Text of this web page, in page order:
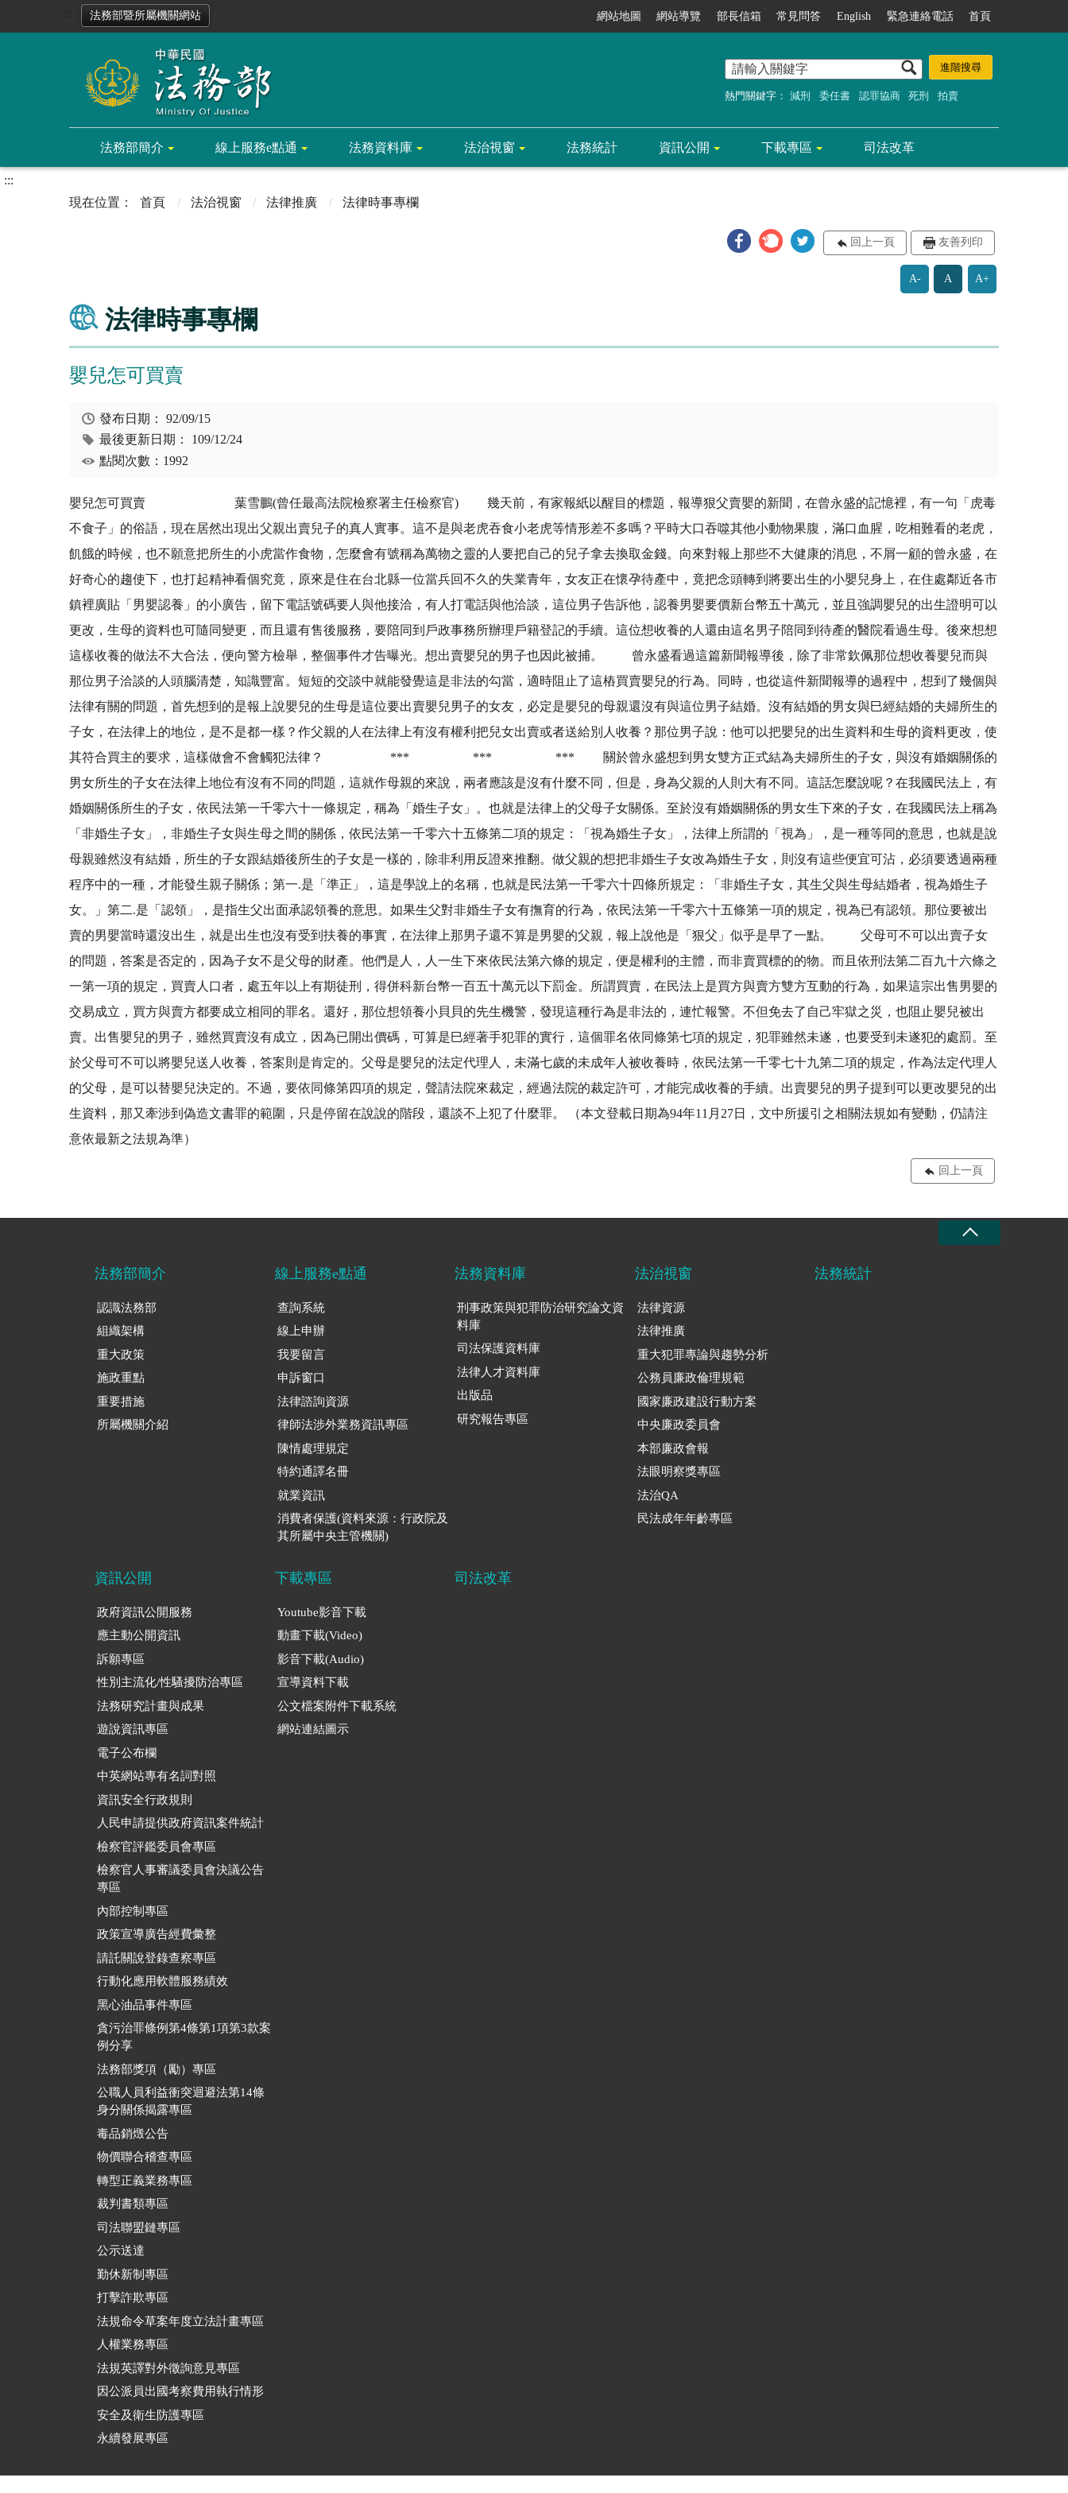
法務部暨所屬機關網站 網站地圖 網站導覽 部長信箱 常見問答 English 緊急連絡電話 首頁
熱門關鍵字： 減刑 委任書 認罪協商 死刑 拍賣
法務部簡介 線上服務e點通 法務資料庫 法治視窗 法務統計 資訊公開 下載專區 司法改革
:::
首頁
法治視窗 法律推廣 法律時事專欄
回上一頁 友善列印
A- A A+
法律時事專欄
嬰兒怎可買賣
發布日期：92/09/15
最後更新日期： 109/12/24
點閱次數：1992
嬰兒怎可買賣 葉雪鵬(曾任最高法院檢察署主任檢察官) 幾天前，有家報紙以醒目的標題，報導狠父賣嬰的新聞，在曾永盛的記憶裡，有一句「虎毒
不食子」的俗語，現在居然出現出父親出賣兒子的真人實事。這不是與老虎吞食小老虎等情形差不多嗎？平時大口吞噬其他小動物果腹，滿口血腥，吃相難看的老虎，
飢餓的時候，也不願意把所生的小虎當作食物，怎麼會有號稱為萬物之靈的人要把自己的兒子拿去換取金錢。向來對報上那些不大健康的消息，不屑一顧的曾永盛，在
好奇心的趨使下，也打起精神看個究竟，原來是住在台北縣一位當兵回不久的失業青年，女友正在懷孕待產中，竟把念頭轉到將要出生的小嬰兒身上，在住處鄰近各市
鎮裡廣貼「男嬰認養」的小廣告，留下電話號碼要人與他接洽，有人打電話與他洽談，這位男子告訴他，認養男嬰要價新台幣五十萬元，並且強調嬰兒的出生證明可以
更改，生母的資料也可隨同變更，而且還有售後服務，要陪同到戶政事務所辦理戶籍登記的手續。這位想收養的人還由這名男子陪同到待產的醫院看過生母。後來想想
這樣收養的做法不大合法，便向警方檢舉，整個事件才告曝光。想出賣嬰兒的男子也因此被捕。 曾永盛看過這篇新聞報導後，除了非常欽佩那位想收養嬰兒而與
那位男子洽談的人頭腦清楚，知識豐富。短短的交談中就能發覺這是非法的勾當，適時阻止了這樁買賣嬰兒的行為。同時，也從這件新聞報導的過程中，想到了幾個與
法律有關的問題，首先想到的是報上說嬰兒的生母是這位要出賣嬰兒男子的女友，必定是嬰兒的母親還沒有與這位男子結婚。沒有結婚的男女與巳經結婚的夫婦所生的
子女，在法律上的地位，是不是都一樣？作父親的人在法律上有沒有權利把兒女出賣或者送給別人收養？那位男子說：他可以把嬰兒的出生資料和生母的資料更改，使
其符合買主的要求，這樣做會不會觸犯法律？ *** *** *** 關於曾永盛想到男女雙方正式結為夫婦所生的子女，與沒有婚姻關係的
男女所生的子女在法律上地位有沒有不同的問題，這就作母親的來說，兩者應該是沒有什麼不同，但是，身為父親的人則大有不同。這話怎麼說呢？在我國民法上，有
婚姻關係所生的子女，依民法第一千零六十一條規定，稱為「婚生子女」。也就是法律上的父母子女關係。至於沒有婚姻關係的男女生下來的子女，在我國民法上稱為
「非婚生子女」，非婚生子女與生母之間的關係，依民法第一千零六十五條第二項的規定：「視為婚生子女」，法律上所謂的「視為」，是一種等同的意思，也就是說
母親雖然沒有結婚，所生的子女跟結婚後所生的子女是一樣的，除非利用反證來推翻。做父親的想把非婚生子女改為婚生子女，則沒有這些便宜可沾，必須要透過兩種
程序中的一種，才能發生親子關係；第一.是「準正」，這是學說上的名稱，也就是民法第一千零六十四條所規定：「非婚生子女，其生父與生母結婚者，視為婚生子
女。」第二.是「認領」，是指生父出面承認領養的意思。如果生父對非婚生子女有撫育的行為，依民法第一千零六十五條第一項的規定，視為已有認領。那位要被出
賣的男嬰當時還沒出生，就是出生也沒有受到扶養的事實，在法律上那男子還不算是男嬰的父親，報上說他是「狠父」似乎是早了一點。 父母可不可以出賣子女
的問題，答案是否定的，因為子女不是父母的財產。他們是人，人一生下來依民法第六條的規定，便是權利的主體，而非賣買標的的物。而且依刑法第二百九十六條之
一第一項的規定，買賣人口者，處五年以上有期徒刑，得併科新台幣一百五十萬元以下罰金。所謂買賣，在民法上是買方與賣方雙方互動的行為，如果這宗出售男嬰的
交易成立，買方與賣方都要成立相同的罪名。還好，那位想領養小貝貝的先生機警，發現這種行為是非法的，連忙報警。不但免去了自己牢獄之災，也阻止嬰兒被出
賣。出售嬰兒的男子，雖然買賣沒有成立，因為已開出價碼，可算是巳經著手犯罪的實行，這個罪名依同條第七項的規定，犯罪雖然未遂，也要受到未遂犯的處罰。至
於父母可不可以將嬰兒送人收養，答案則是肯定的。父母是嬰兒的法定代理人，未滿七歲的未成年人被收養時，依民法第一千零七十九第二項的規定，作為法定代理人
的父母，是可以替嬰兒決定的。不過，要依同條第四項的規定，聲請法院來裁定，經過法院的裁定許可，才能完成收養的手續。出賣嬰兒的男子提到可以更改嬰兒的出
生資料，那又牽涉到偽造文書罪的範圍，只是停留在說說的階段，還談不上犯了什麼罪。 （本文登載日期為94年11月27日，文中所援引之相關法規如有變動，仍請注
意依最新之法規為準）
回上一頁
法務部簡介
認識法務部
組織架構
重大政策
施政重點
重要措施
所屬機關介紹
線上服務e點通
查詢系統
線上申辦
我要留言
申訴窗口
法律諮詢資源
律師法涉外業務資訊專區
陳情處理規定
特約通譯名冊
就業資訊
消費者保護(資料來源：行政院及
其所屬中央主管機關)
法務資料庫
刑事政策與犯罪防治研究論文資
料庫
司法保護資料庫
法律人才資料庫
出版品
研究報告專區
法治視窗
法律資源
法律推廣
重大犯罪專論與趨勢分析
公務員廉政倫理規範
國家廉政建設行動方案
中央廉政委員會
本部廉政會報
法眼明察獎專區
法治QA
民法成年年齡專區
法務統計
資訊公開
政府資訊公開服務
應主動公開資訊
訴願專區
性別主流化/性騷擾防治專區
法務研究計畫與成果
遊說資訊專區
電子公布欄
中英網站專有名詞對照
資訊安全行政規則
人民申請提供政府資訊案件統計
檢察官評鑑委員會專區
檢察官人事審議委員會決議公告
專區
內部控制專區
政策宣導廣告經費彙整
請託關說登錄查察專區
行動化應用軟體服務績效
黑心油品事件專區
貪污治罪條例第4條第1項第3款案
例分享
法務部獎項（勵）專區
公職人員利益衝突迴避法第14條
身分關係揭露專區
毒品銷燬公告
物價聯合稽查專區
轉型正義業務專區
裁判書類專區
司法聯盟鏈專區
公示送達
勤休新制專區
打擊詐欺專區
法規命令草案年度立法計畫專區
人權業務專區
法規英譯對外徵詢意見專區
因公派員出國考察費用執行情形
安全及衛生防護專區
永續發展專區
下載專區
Youtube影音下載
動畫下載(Video)
影音下載(Audio)
宣導資料下載
公文檔案附件下載系統
網站連結圖示
司法改革